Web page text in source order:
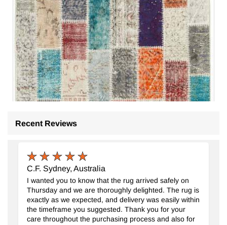
Recent Reviews
C.F. Sydney, Australia
I wanted you to know that the rug arrived safely on
Thursday and we are thoroughly delighted. The rug is
exactly as we expected, and delivery was easily within
the timeframe you suggested. Thank you for your
care throughout the purchasing process and also for